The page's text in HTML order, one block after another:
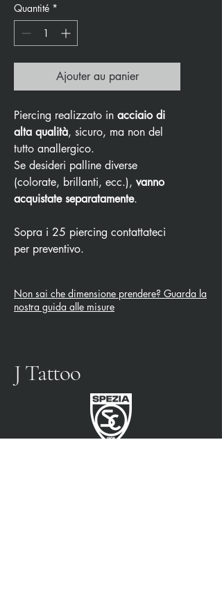
Quantité *
Ajouter au panier
Piercing realizzato in acciaio di
alta qualità, sicuro, ma non del
tutto anallergico.
Se desideri palline diverse
(colorate, brillanti, ecc.), vanno
acquistate separatamente.
Sopra i 25 piercing contattateci
per preventivo.
Non sai che dimensione prendere? Guarda la
nostra guida alle misure
J Tattoo